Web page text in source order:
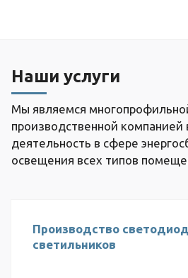
Наши услуги
Мы являемся
производственной
деятельность в сфере
освещения всех типов
Производство
светильников